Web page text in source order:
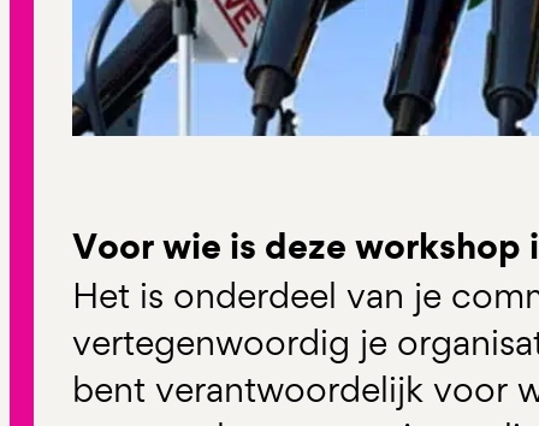
Voor wie is deze workshop
Het is onderdeel van je
vertegenwoordig je
bent verantwoordelijk voor